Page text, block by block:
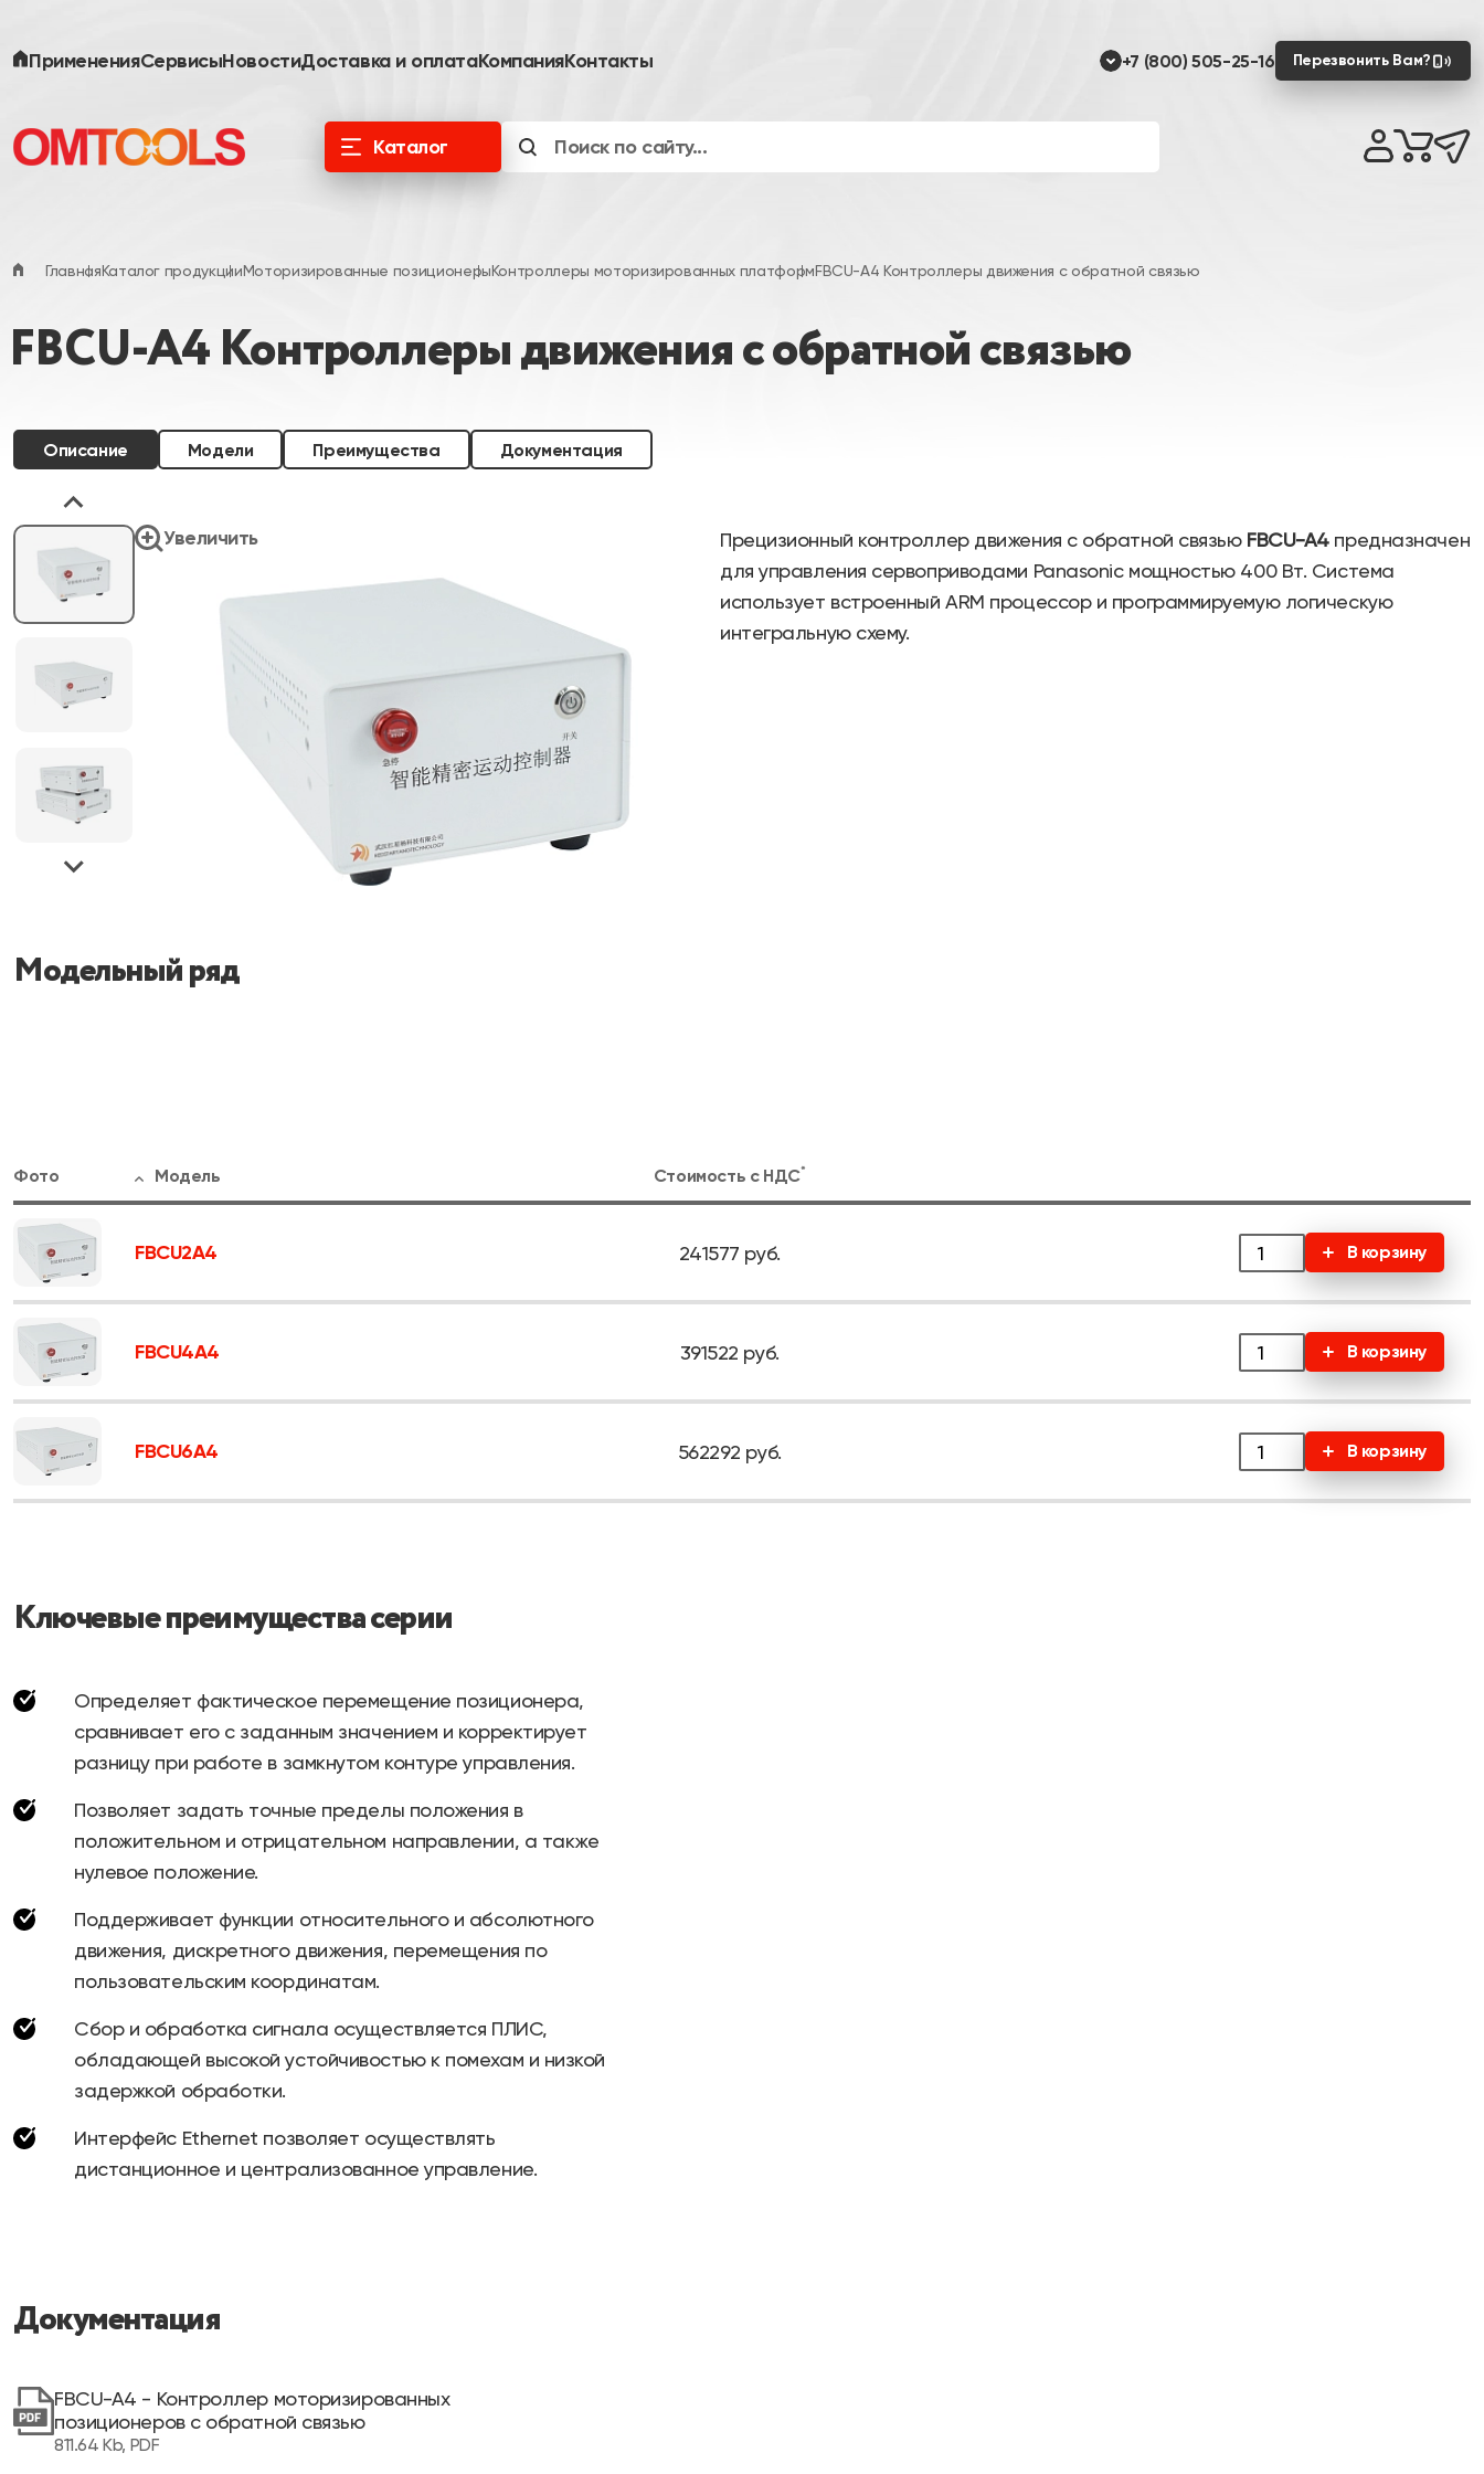
ПримененияСервисыНовостиДоставка и оплатаКомпанияКонтакты +7 (800) 505-25-16 Перезвонить Вам?
Каталог
ГлавнаяКаталог продукцииМоторизированные позиционерыКонтроллеры моторизированных платформFBCU-A4 Контроллеры движения с обратной связью
FBCU-A4 Контроллеры движения с обратной связью
Описание Модели Преимущества Документация
Увеличить Прецизионный контроллер движения с обратной связью FBCU-A4предназначен
для управления сервоприводами Panasonic мощностью 400 Вт. Система
использует встроенный ARM процессор и программируемую логическую
интегральную схему.
Модельный ряд
Фото Модель
FBCU2A4
FBCU4A4
FBCU6A4
Стоимость с НДС*
241577 руб.
391522 руб.
562292 руб.
В корзину
В корзину
В корзину
Ключевые преимущества серии
Определяет фактическое перемещение позиционера,
сравнивает его с заданным значением и корректирует
разницу при работе в замкнутом контуре управления.
Позволяет задать точные пределы положения в
положительном и отрицательном направлении, а также
нулевое положение.
Поддерживает функции относительного и абсолютного
движения, дискретного движения, перемещения по
пользовательским координатам.
Сбор и обработка сигнала осуществляется ПЛИС,
обладающей высокой устойчивостью к помехам и низкой
задержкой обработки.
Интерфейс Ethernet позволяет осуществлять
дистанционное и централизованное управление.
Документация
FBCU-A4 - Контроллер моторизированных
позиционеров с обратной связью
811.64 Kb, PDF